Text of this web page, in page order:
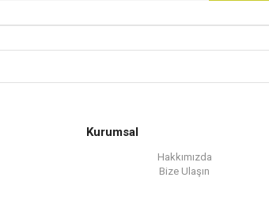
Kurumsal
Hakkımızda
Bize Ulaşın